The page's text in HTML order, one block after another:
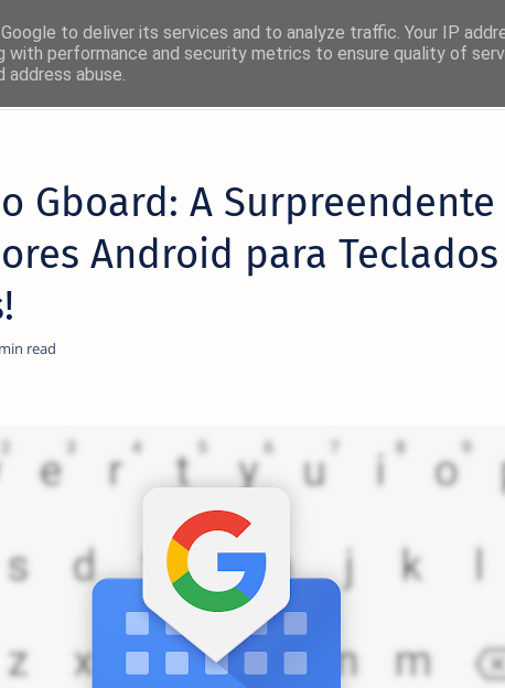
Gboard: A Surpreendente
Android para Teclados
to deliver its services and to analyze traffic. Your IP
with performance and security metrics to ensure quality of
abuse.